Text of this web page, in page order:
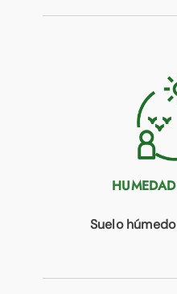
Suelo